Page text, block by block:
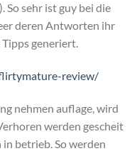
So sehr ist guy bei die
deren Antworten ihr
generiert.
review/
nehmen auflage, wird
werden gescheit
betrieb. So werden